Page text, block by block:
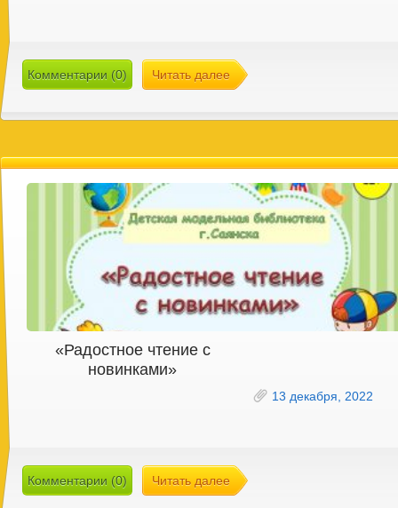
Комментарии (0) Читать далее
«Радостное чтение с
новинками»
13 декабря, 2022
Комментарии (0) Читать далее